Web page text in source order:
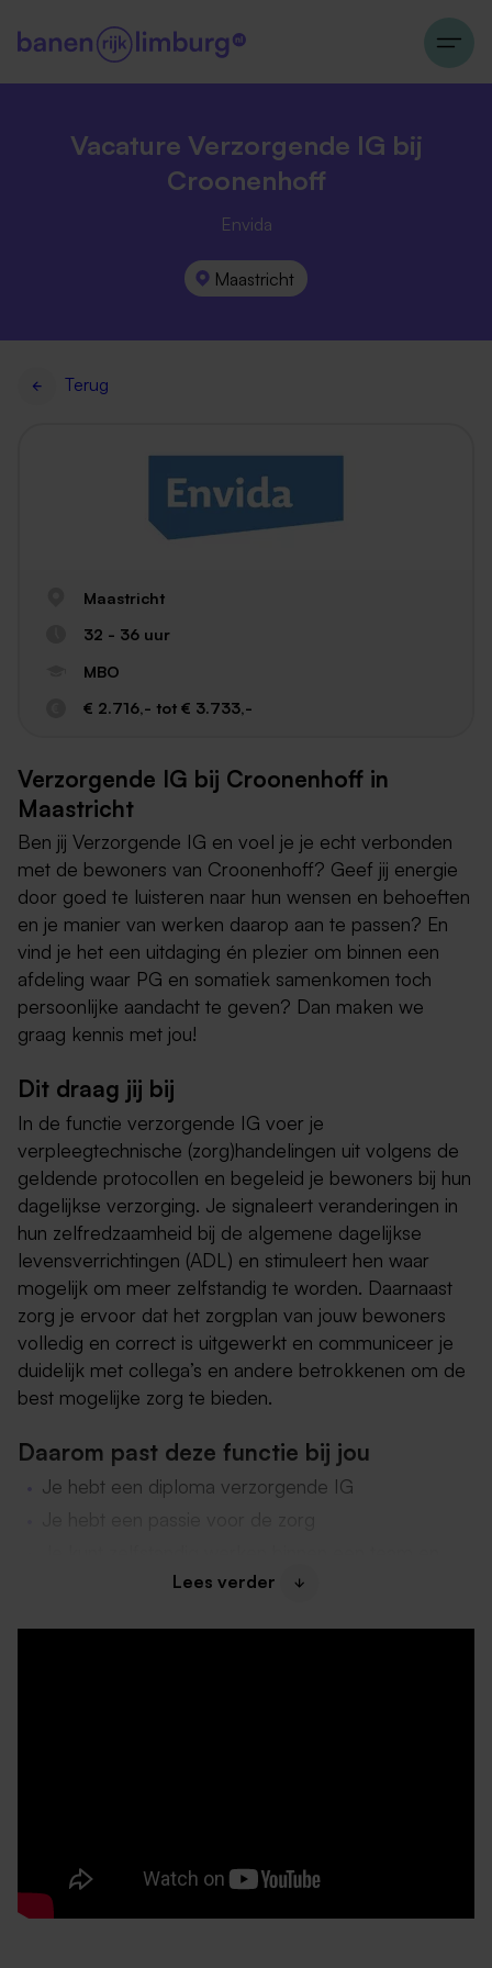
Vacature Verzorgende IG bij
Croonenhoff
Envida
Maastricht
Terug
Maastricht
32 - 36 uur
MBO
€ 2.716,- tot € 3.733,-
Verzorgende IG bij Croonenhoff in
Maastricht
Ben jij Verzorgende IG en voel je je echt verbonden
met de bewoners van Croonenhoff? Geef jij energie
door goed te luisteren naar hun wensen en behoeften
en je manier van werken daarop aan te passen? En
vind je het een uitdaging én plezier om binnen een
afdeling waar PG en somatiek samenkomen toch
persoonlijke aandacht te geven? Dan maken we
graag kennis met jou!
Dit draag jij bij
In de functie verzorgende IG voer je
verpleegtechnische (zorg)handelingen uit volgens de
geldende protocollen en begeleid je bewoners bij hun
dagelijkse verzorging. Je signaleert veranderingen in
hun zelfredzaamheid bij de algemene dagelijkse
levensverrichtingen (ADL) en stimuleert hen waar
mogelijk om meer zelfstandig te worden. Daarnaast
zorg je ervoor dat het zorgplan van jouw bewoners
volledig en correct is uitgewerkt en communiceer je
duidelijk met collega’s en andere betrokkenen om de
best mogelijke zorg te bieden.
Daarom past deze functie bij jou
Je hebt een diploma verzorgende IG
beschikt over goede communicatieve
waar bewoners kunnen leven volgens hun eigen
waarden en wensen. De locatie ligt in de betrokken
Lees verder